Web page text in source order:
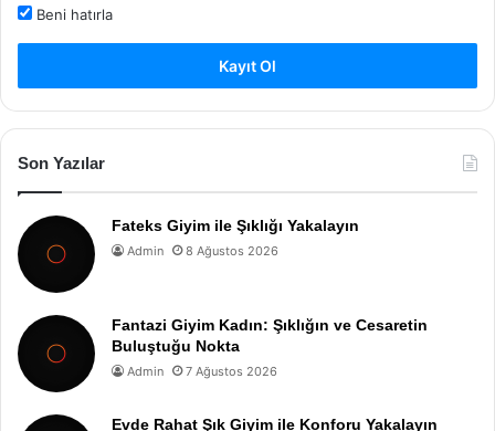
Beni hatırla
Kayıt Ol
Son Yazılar
Fateks Giyim ile Şıklığı Yakalayın
Admin 8 Ağustos 2026
Fantazi Giyim Kadın: Şıklığın ve Cesaretin
Buluştuğu Nokta
Admin 7 Ağustos 2026
Evde Rahat Şık Giyim ile Konforu Yakalayın